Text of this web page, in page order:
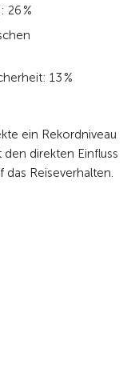
26 %
13 %
ein Rekordniveau
direkten Einfluss
das Reiseverhalten.